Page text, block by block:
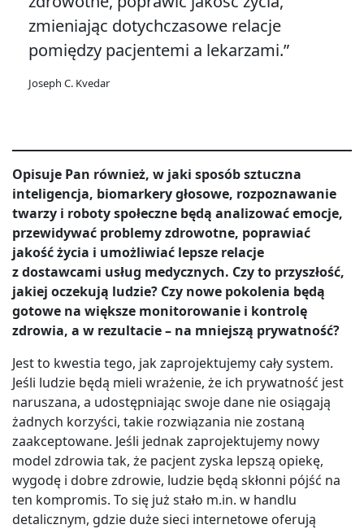
zmieniając dotychczasowe relacje
pomiędzy pacjentemi a lekarzami.”
Joseph C. Kvedar
Opisuje Pan również, w jaki sposób sztuczna
inteligencja, biomarkery głosowe, rozpoznawanie
twarzy i roboty społeczne będą analizować emocje,
przewidywać problemy zdrowotne, poprawiać
jakość życia i umożliwiać lepsze relacje
z dostawcami usług medycznych. Czy to przyszłość,
jakiej oczekują ludzie? Czy nowe pokolenia będą
gotowe na większe monitorowanie i kontrolę
zdrowia, a w rezultacie – na mniejszą prywatność?
Jest to kwestia tego, jak zaprojektujemy cały system.
Jeśli ludzie będą mieli wrażenie, że ich prywatność jest
naruszana, a udostępniając swoje dane nie osiągają
żadnych korzyści, takie rozwiązania nie zostaną
zaakceptowane. Jeśli jednak zaprojektujemy nowy
model zdrowia tak, że pacjent zyska lepszą opiekę,
wygodę i dobre zdrowie, ludzie będą skłonni pójść na
ten kompromis. To się już stało m.in. w handlu
detalicznym, gdzie duże sieci internetowe oferują